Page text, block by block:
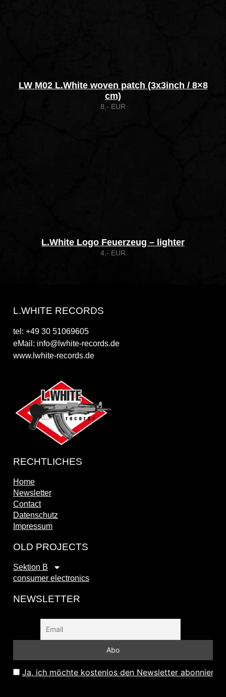
LW M02 L.White woven patch (3x3inch / 8×8
cm)
8,- EUR
L.White Logo Feuerzeug – lighter
4,- EUR
L.WHITE RECORDS
tel: +49 30 51069605
eMail: info@lwhite-records.de
www.lwhite-records.de
RECHTLICHES
Home
Newsletter
Contact
Datenschutz
Impressum
OLD PROJECTS
Sektion B
consumer electronics
NEWSLETTER
Ja, ich möchte kostenlos den Newsletter